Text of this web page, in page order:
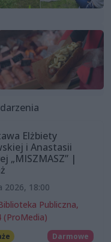
Elżbiety
i Anastasii
„MISZMASZ” |
2026, 18:00
Publiczna,
(ProMedia)
Darmowe